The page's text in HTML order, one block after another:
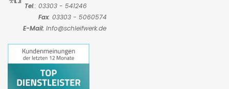
Tel.: 03303 - 541246
Fax: 03303 - 5060574
E-Mail: Info@schleifwerk.de